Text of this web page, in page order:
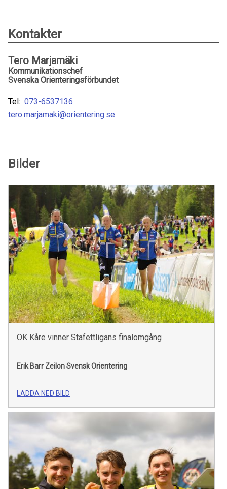
Kontakter
Tero Marjamäki
Kommunikationschef
Svenska Orienteringsförbundet
Tel: 073-6537136
tero.marjamaki@orientering.se
Bilder
OK Kåre vinner Stafettligans finalomgång
Erik Barr ZeilonSvensk Orientering
LADDA NED BILD